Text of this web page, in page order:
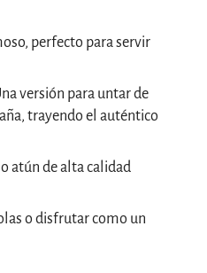
perfecto para servir
versión para untar de
trayendo el auténtico
atún de alta calidad
o disfrutar como un